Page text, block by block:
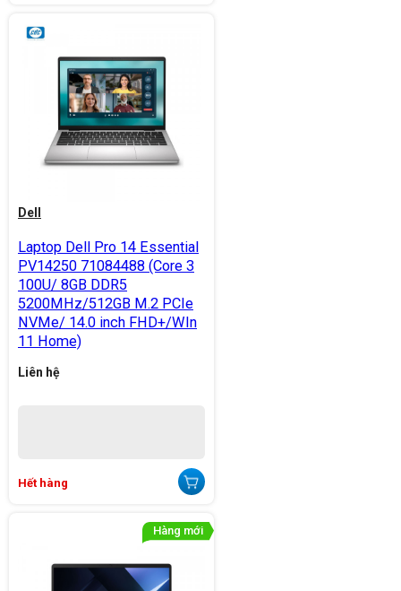
Dell
Laptop Dell Pro 14 Essential
PV14250 71084488 (Core 3
100U/ 8GB DDR5
5200MHz/512GB M.2 PCIe
NVMe/ 14.0 inch FHD+/WIn
11 Home)
Liên hệ
Hết hàng